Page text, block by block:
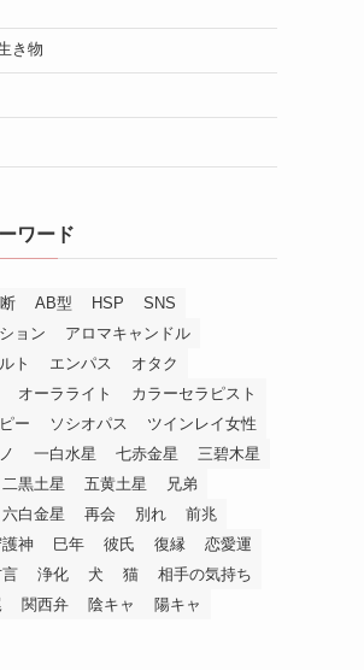
き物
ワード
AB型 HSP
SNS
ョン
アロマキャンドル
ト
エンパス
オタク
オーラライト
カラーセラピスト
ー
ソシオパス
ツインレイ女性
一白水星 七赤金星
三碧木星
二黒土星 五黄土星
兄弟
六白金星 再会 別れ
前兆
神 巳年 彼氏 復縁
恋愛運
浄化 犬 猫
相手の気持ち
関西弁 陰キャ 陽キャ